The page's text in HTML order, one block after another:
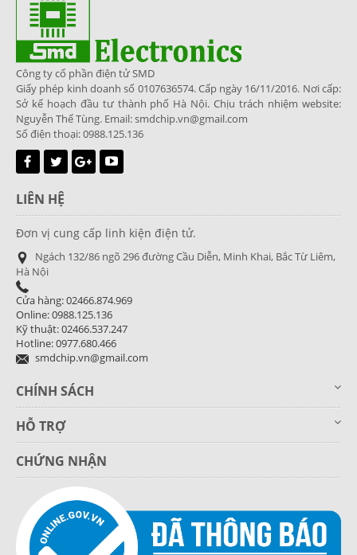
Công ty cổ phần điện tử SMD
Giấy phép kinh doanh số 0107636574. Cấp ngày 16/11/2016. Nơi cấp:
Sở kế hoạch đầu tư thành phố Hà Nội. Chịu trách nhiệm website:
Nguyễn Thế Tùng. Email: smdchip.vn@gmail.com
Số điện thoại: 0988.125.136
LIÊN HỆ
Đơn vị cung cấp linh kiện điện tử.
Ngách 132/86 ngõ 296 đường Cầu Diễn, Minh Khai, Bắc Từ Liêm,
Hà Nội
Cửa hàng: 02466.874.969
Online: 0988.125.136
Kỹ thuật: 02466.537.247
Hotline: 0977.680.466
smdchip.vn@gmail.com
CHÍNH SÁCH
HỖ TRỢ
CHỨNG NHẬN